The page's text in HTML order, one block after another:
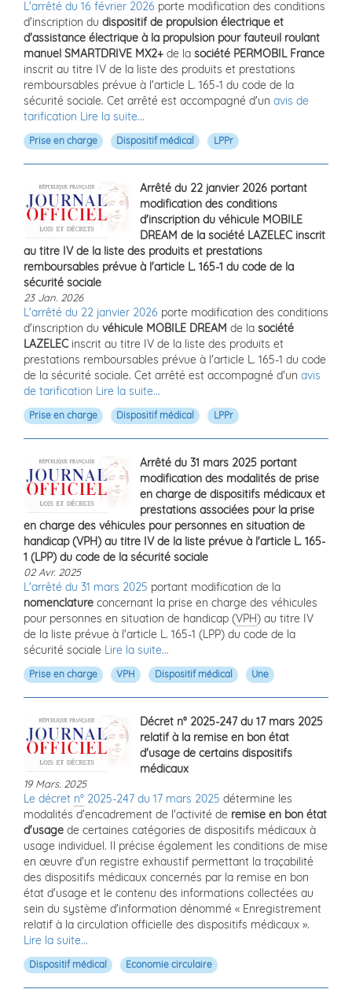
L'arrêté du 16 février 2026 porte modification des conditions
d'inscription du dispositif de propulsion électrique et
d'assistance électrique à la propulsion pour fauteuil roulant
manuel SMARTDRIVE MX2+ de la société PERMOBIL France
inscrit au titre IV de la liste des produits et prestations
remboursables prévue à l'article L. 165-1 du code de la
sécurité sociale. Cet arrêté est accompagné d'un avis de
tarification Lire la suite...
Prise en charge Dispositif médical LPPr
Arrêté du 22 janvier 2026 portant
modification des conditions
d'inscription du véhicule MOBILE
DREAM de la société LAZELEC inscrit
au titre IV de la liste des produits et prestations
remboursables prévue à l'article L. 165-1 du code de la
sécurité sociale
23 Jan. 2026
L'arrêté du 22 janvier 2026 porte modification des conditions
d'inscription du véhicule MOBILE DREAM de la société
LAZELECinscrit au titre IV de la liste des produits et
prestations remboursables prévue à l'article L. 165-1 du code
de la sécurité sociale. Cet arrêté est accompagné d'un avis
de tarification Lire la suite...
Prise en charge Dispositif médical LPPr
Arrêté du 31 mars 2025 portant
modification des modalités de prise
en charge de dispositifs médicaux et
prestations associées pour la prise
en charge des véhicules pour personnes en situation de
handicap (VPH) au titre IV de la liste prévue à l'article L. 165-
1 (LPP) du code de la sécurité sociale
02 Avr. 2025
L'arrêté du 31 mars 2025 portant modification de la
nomenclature concernant la prise en charge des véhicules
pour personnes en situation de handicap (VPH) au titre IV
de la liste prévue à l'article L. 165-1 (LPP) du code de la
sécurité sociale Lire la suite...
Prise en charge VPH Dispositif médical Une
Décret n° 2025-247 du 17 mars 2025
relatif à la remise en bon état
d'usage de certains dispositifs
médicaux
19 Mars. 2025
Le décret n° 2025-247 du 17 mars 2025 détermine les
modalités d'encadrement de l'activité de remise en bon état
d'usage de certaines catégories de dispositifs médicaux à
usage individuel. Il précise également les conditions de mise
en œuvre d'un registre exhaustif permettant la traçabilité
des dispositifs médicaux concernés par la remise en bon
état d'usage et le contenu des informations collectées au
sein du système d'information dénommé « Enregistrement
relatif à la circulation officielle des dispositifs médicaux ».
Lire la suite...
Dispositif médical Economie circulaire